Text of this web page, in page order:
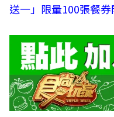
送一」限量100張餐券